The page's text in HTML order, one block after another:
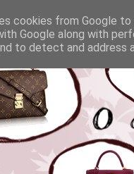
cookies from Google
Google along with
to detect and address